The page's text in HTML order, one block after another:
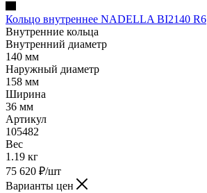
Кольцо внутреннее NADELLA BI2140 R6
Внутренние кольца
Внутренний диаметр
140 мм
Наружный диаметр
158 мм
Ширина
36 мм
Артикул
105482
Вес
1.19 кг
75 620 ₽/шт
Варианты цен